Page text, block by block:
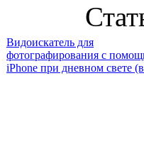
Видоискатель для
фотографирования с
iPhone при дневном свете